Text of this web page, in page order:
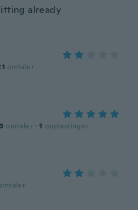
already
omtaler
omtaler · 1 opplastinger